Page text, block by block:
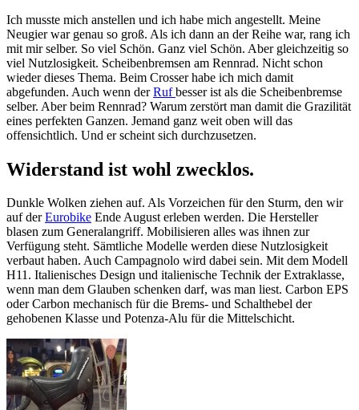
Ich musste mich anstellen und ich habe mich angestellt. Meine
Neugier war genau so groß. Als ich dann an der Reihe war, rang ich
mit mir selber. So viel Schön. Ganz viel Schön. Aber gleichzeitig so
viel Nutzlosigkeit. Scheibenbremsen am Rennrad. Nicht schon
wieder dieses Thema. Beim Crosser habe ich mich damit
abgefunden. Auch wenn derRufbesser ist als die Scheibenbremse
selber. Aber beim Rennrad? Warum zerstört man damit die Grazilität
eines perfekten Ganzen. Jemand ganz weit oben will das
offensichtlich. Und er scheint sich durchzusetzen.
Widerstand ist wohl zwecklos.
Dunkle Wolken ziehen auf. Als Vorzeichen für den Sturm, den wir
auf derEurobike Ende August erleben werden. Die Hersteller
blasen zum Generalangriff. Mobilisieren alles was ihnen zur
Verfügung steht. Sämtliche Modelle werden diese Nutzlosigkeit
verbaut haben. Auch Campagnolo wird dabei sein. Mit dem Modell
H11. Italienisches Design und italienische Technik der Extraklasse,
wenn man dem Glauben schenken darf, was man liest. Carbon EPS
oder Carbon mechanisch für die Brems- und Schalthebel der
gehobenen Klasse und Potenza-Alu für die Mittelschicht.